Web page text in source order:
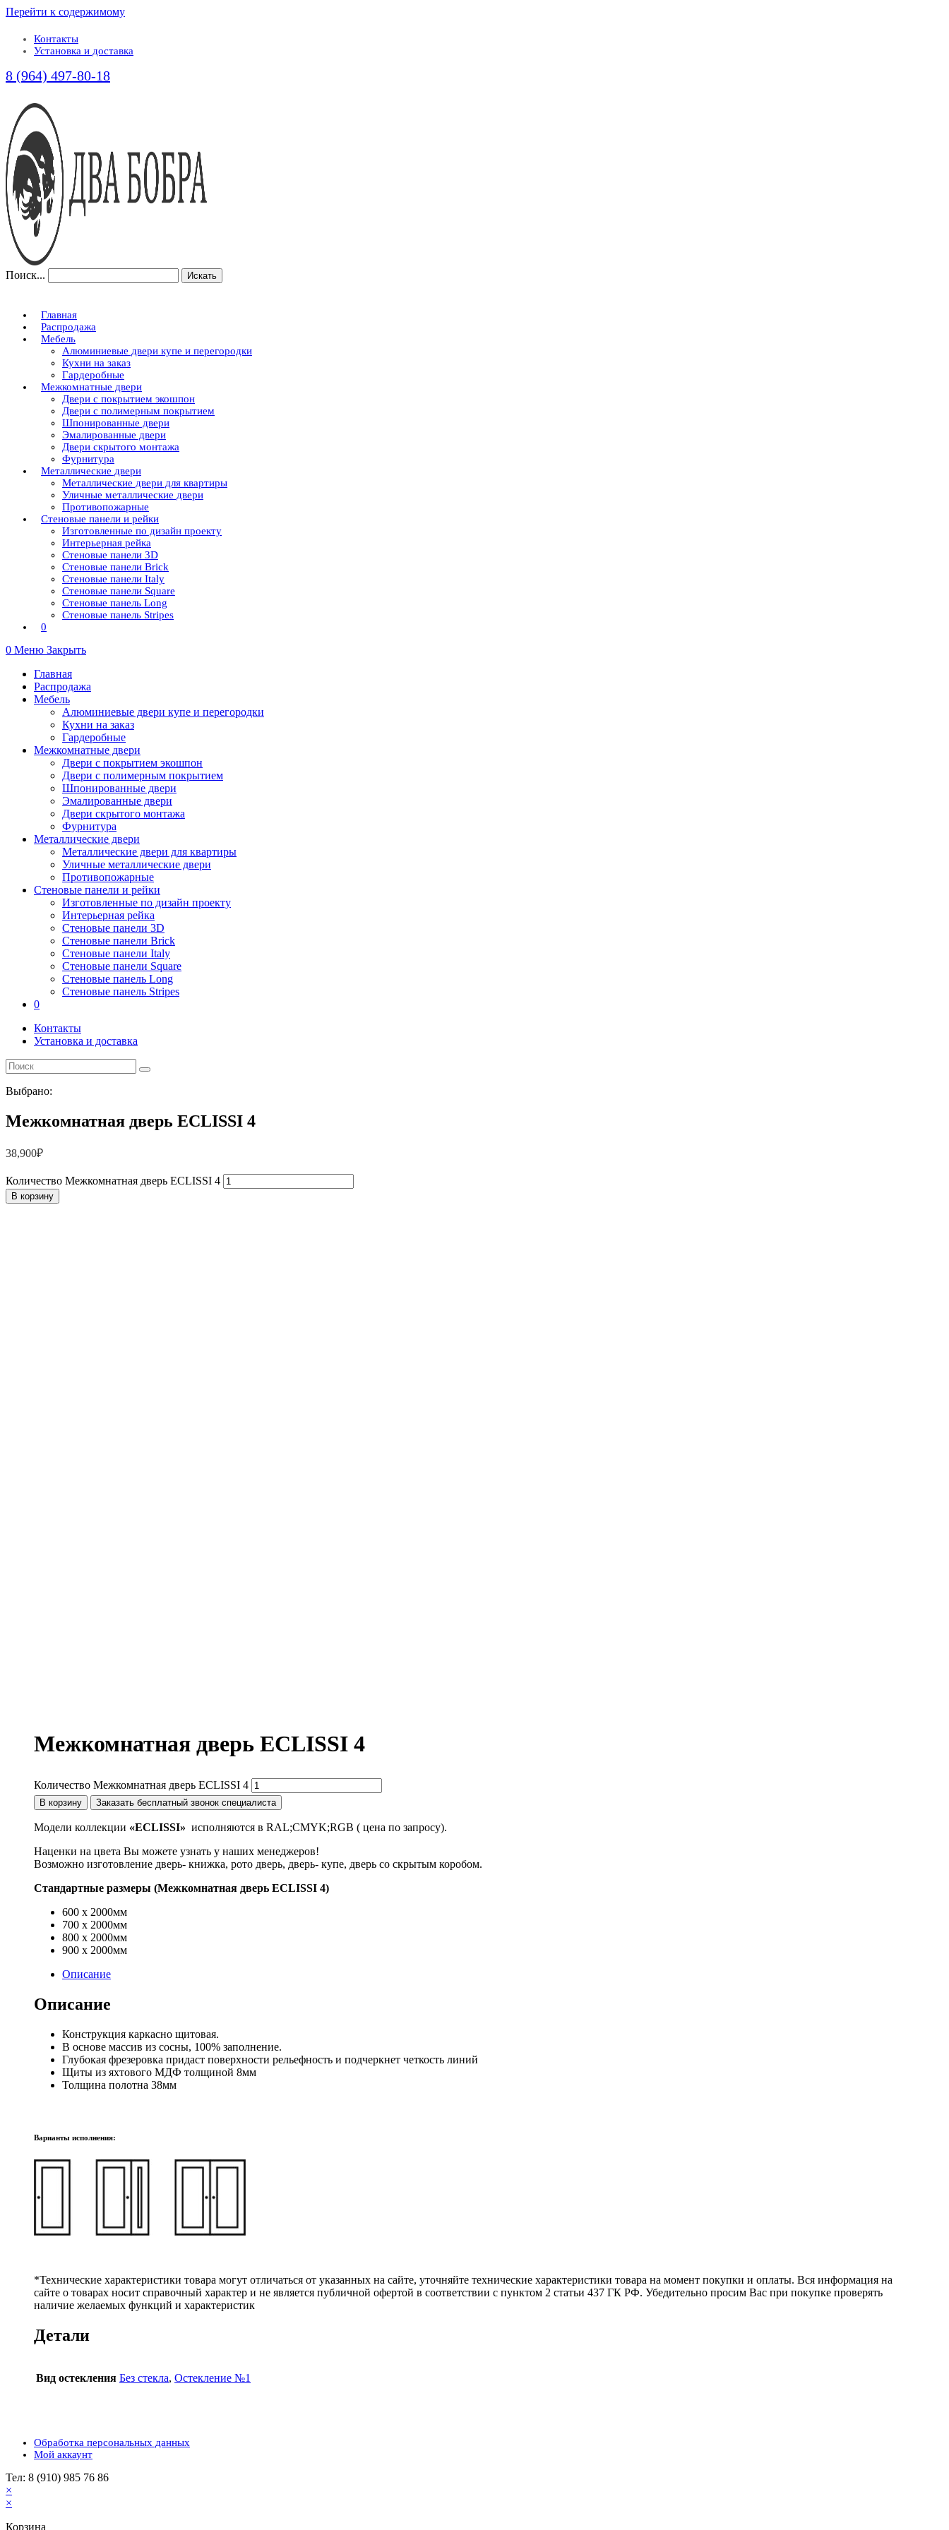
Перейти к содержимому
Контакты
Установка и доставка
8 (964) 497-80-18
Поиск... Искать
Главная
Распродажа
Мебель
Алюминиевые двери купе и перегородки
Кухни на заказ
Гардеробные
Межкомнатные двери
Двери с покрытием экошпон
Двери с полимерным покрытием
Шпонированные двери
Эмалированные двери
Двери скрытого монтажа
Фурнитура
Металлические двери
Металлические двери для квартиры
Уличные металлические двери
Противопожарные
Стеновые панели и рейки
Изготовленные по дизайн проекту
Интерьерная рейка
Стеновые панели 3D
Стеновые панели Brick
Стеновые панели Italy
Стеновые панели Square
Стеновые панель Long
Стеновые панель Stripes
0
0 Меню Закрыть
Главная
Распродажа
Мебель
Алюминиевые двери купе и перегородки
Кухни на заказ
Гардеробные
Межкомнатные двери
Двери с покрытием экошпон
Двери с полимерным покрытием
Шпонированные двери
Эмалированные двери
Двери скрытого монтажа
Фурнитура
Металлические двери
Металлические двери для квартиры
Уличные металлические двери
Противопожарные
Стеновые панели и рейки
Изготовленные по дизайн проекту
Интерьерная рейка
Стеновые панели 3D
Стеновые панели Brick
Стеновые панели Italy
Стеновые панели Square
Стеновые панель Long
Стеновые панель Stripes
0
Контакты
Установка и доставка
Выбрано:
Межкомнатная дверь ECLISSI 4
38,900₽
Количество Межкомнатная дверь ECLISSI 4
В корзину
Межкомнатная дверь ECLISSI 4
Количество Межкомнатная дверь ECLISSI 4
В корзину Заказать бесплатный звонок специалиста
Модели коллекции «ECLISSI» исполняются в RAL;CMYK;RGB ( цена по запросу).
Наценки на цвета Вы можете узнать у наших менеджеров!
Возможно изготовление дверь- книжка, рото дверь, дверь- купе, дверь со скрытым коробом.
Стандартные размеры (Межкомнатная дверь ECLISSI 4)
600 х 2000мм
700 х 2000мм
800 х 2000мм
900 х 2000мм
Описание
Описание
Конструкция каркасно щитовая.
В основе массив из сосны, 100% заполнение.
Глубокая фрезеровка придаст поверхности рельефность и подчеркнет четкость линий
Щиты из яхтового МДФ толщиной 8мм
Толщина полотна 38мм
Варианты исполнения:
*Технические характеристики товара могут отличаться от указанных на сайте, уточняйте технические характеристики товара на момент покупки и оплаты. Вся информация на
сайте о товарах носит справочный характер и не является публичной офертой в соответствии с пунктом 2 статьи 437 ГК РФ. Убедительно просим Вас при покупке проверять
наличие желаемых функций и характеристик
Детали
Вид остекления Без стекла, Остекление №1
Обработка персональных данных
Мой аккаунт
Тел: 8 (910) 985 76 86
×
×
Корзина